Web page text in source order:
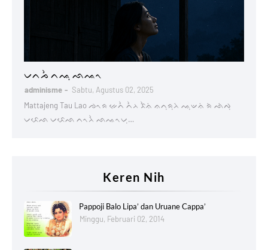
ᨆᨈᨍᨛ ᨈᨕᨘ ᨒᨕᨚ
adminisme
Sabtu, Agustus 02, 2025
Mattajeng Tau Lao ᨌᨚᨑ ᨀᨙᨈᨛ ᨈᨛᨂ ᨅᨛᨊᨗ ᨊᨈᨘᨑᨘᨂᨗ ᨕᨘᨉᨊᨗ ᨑᨗ ᨒᨗᨄᨘ
ᨆᨅᨙᨒ ᨆᨅᨙᨒ ᨈᨚᨂᨛ ᨒᨕᨚᨆᨘ…
Keren Nih
Pappoji Balo Lipa’ dan Uruane Cappa’
Minggu, Februari 02, 2014